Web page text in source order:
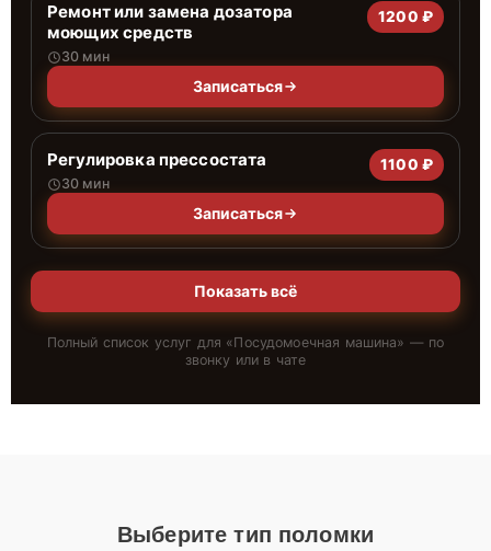
Ремонт или замена дозатора
моющих средств
30 мин
1200 ₽
Записаться
Регулировка прессостата
30 мин
1100 ₽
Записаться
Показать всё
Полный список услуг для «Посудомоечная машина» — по
звонку или в чате
Выберите тип поломки